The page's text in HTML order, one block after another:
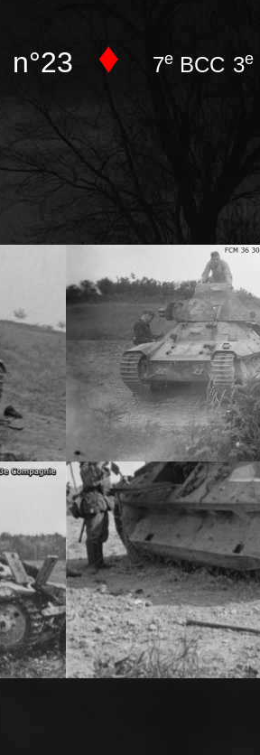
n°23 ♦ 7e BCC 3e